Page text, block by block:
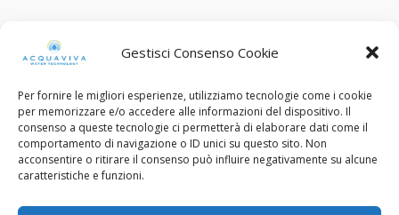
Gestisci Consenso Cookie
Per fornire le migliori esperienze, utilizziamo tecnologie come i cookie
per memorizzare e/o accedere alle informazioni del dispositivo. Il
consenso a queste tecnologie ci permetterà di elaborare dati come il
comportamento di navigazione o ID unici su questo sito. Non
acconsentire o ritirare il consenso può influire negativamente su alcune
caratteristiche e funzioni.